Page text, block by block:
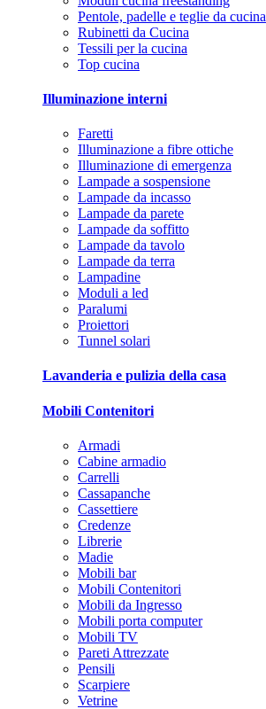
Pentole, padelle e teglie da cucina
Rubinetti da Cucina
Tessili per la cucina
Top cucina
Illuminazione interni
Faretti
Illuminazione a fibre ottiche
Illuminazione di emergenza
Lampade a sospensione
Lampade da incasso
Lampade da parete
Lampade da soffitto
Lampade da tavolo
Lampade da terra
Lampadine
Moduli a led
Paralumi
Proiettori
Tunnel solari
Lavanderia e pulizia della casa
Mobili Contenitori
Armadi
Cabine armadio
Carrelli
Cassapanche
Cassettiere
Credenze
Librerie
Madie
Mobili bar
Mobili Contenitori
Mobili da Ingresso
Mobili porta computer
Mobili TV
Pareti Attrezzate
Pensili
Scarpiere
Vetrine